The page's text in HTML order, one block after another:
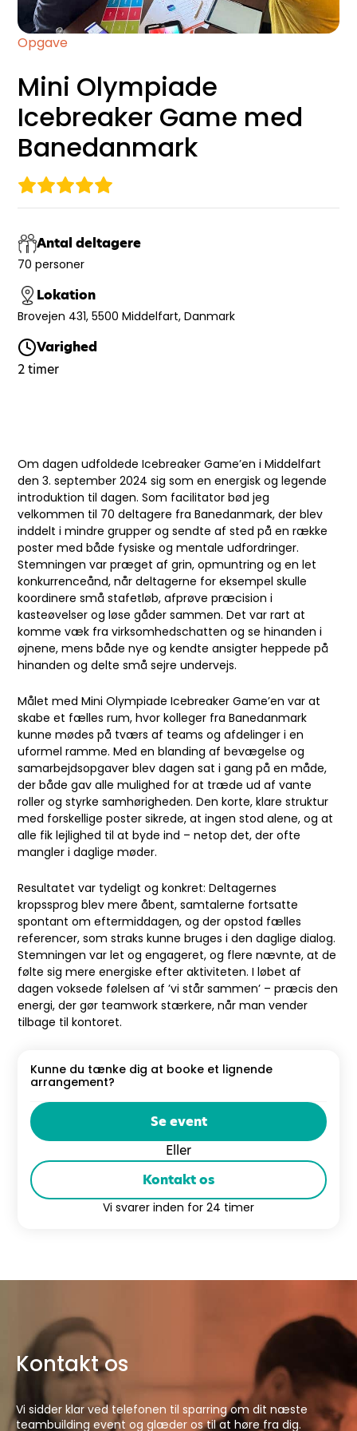
Opgave
Mini Olympiade
Icebreaker Game med
Banedanmark
Antal deltagere
70 personer
Lokation
Brovejen 431, 5500 Middelfart, Danmark
Varighed
2 timer
Om dagen udfoldede Icebreaker Game’en i Middelfart
den 3. september 2024 sig som en energisk og legende
introduktion til dagen. Som facilitator bød jeg
velkommen til 70 deltagere fra Banedanmark, der blev
inddelt i mindre grupper og sendte af sted på en række
poster med både fysiske og mentale udfordringer.
Stemningen var præget af grin, opmuntring og en let
konkurrenceånd, når deltagerne for eksempel skulle
koordinere små stafetløb, afprøve præcision i
kasteøvelser og løse gåder sammen. Det var rart at
komme væk fra virksomhedschatten og se hinanden i
øjnene, mens både nye og kendte ansigter heppede på
hinanden og delte små sejre undervejs.
Målet med Mini Olympiade Icebreaker Game’en var at
skabe et fælles rum, hvor kolleger fra Banedanmark
kunne mødes på tværs af teams og afdelinger i en
uformel ramme. Med en blanding af bevægelse og
samarbejdsopgaver blev dagen sat i gang på en måde,
der både gav alle mulighed for at træde ud af vante
roller og styrke samhørigheden. Den korte, klare struktur
med forskellige poster sikrede, at ingen stod alene, og at
alle fik lejlighed til at byde ind – netop det, der ofte
mangler i daglige møder.
Resultatet var tydeligt og konkret: Deltagernes
kropssprog blev mere åbent, samtalerne fortsatte
spontant om eftermiddagen, og der opstod fælles
referencer, som straks kunne bruges i den daglige dialog.
Stemningen var let og engageret, og flere nævnte, at de
følte sig mere energiske efter aktiviteten. I løbet af
dagen voksede følelsen af ’vi står sammen’ – præcis den
energi, der gør teamwork stærkere, når man vender
tilbage til kontoret.
Kunne du tænke dig at booke et lignende
arrangement?
Se event
Eller
Kontakt os
Vi svarer inden for 24 timer
Kontakt os
Vi sidder klar ved telefonen til sparring om dit næste
teambuilding event og glæder os til at høre fra dig.